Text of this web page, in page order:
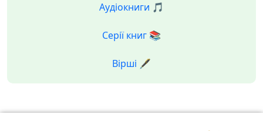
Аудіокниги 🎵
Серії книг 📚
Вірші 🖋️